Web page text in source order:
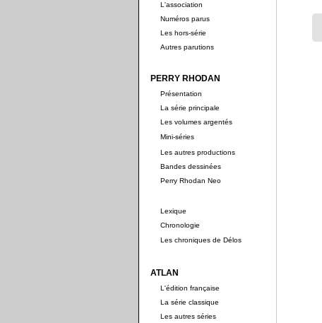
L'association
Numéros parus
Les hors-série
Autres parutions
PERRY RHODAN
Présentation
La série principale
Les volumes argentés
Mini-séries
Les autres productions
Bandes dessinées
Perry Rhodan Neo
Lexique
Chronologie
Les chroniques de Délos
ATLAN
L'édition française
La série classique
Les autres séries